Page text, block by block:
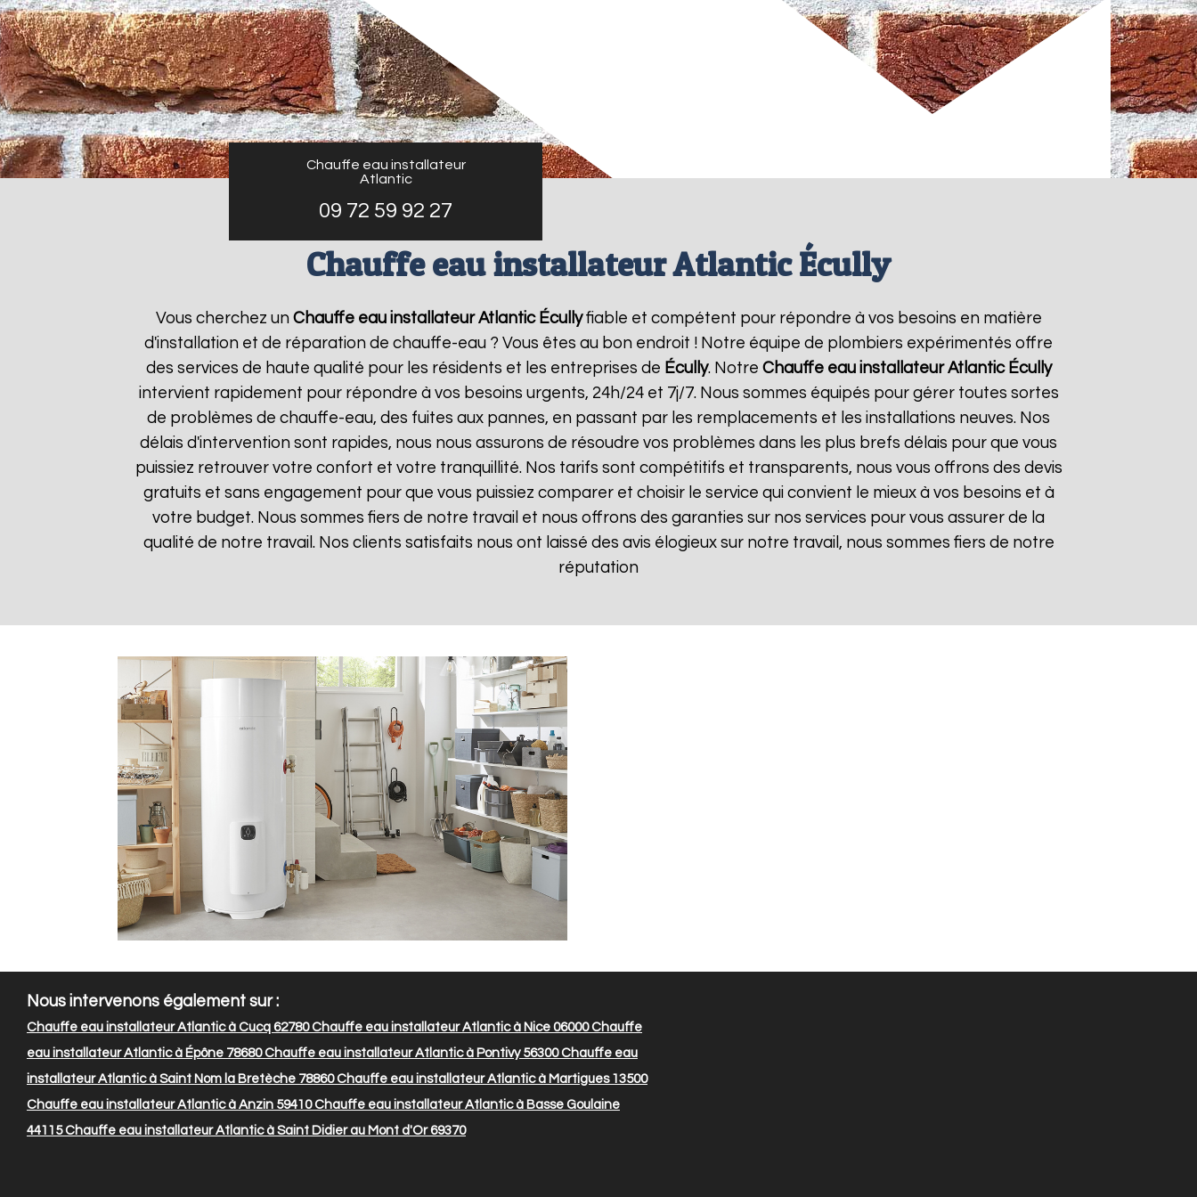
Chauffe eau installateur
Atlantic
09 72 59 92 27
Chauffe eau installateur Atlantic Écully
Vous cherchez un Chauffe eau installateur Atlantic Écullyfiable et compétent pour répondre à vos besoins en matière
d'installation et de réparation de chauffe-eau ? Vous êtes au bon endroit ! Notre équipe de plombiers expérimentés offre
des services de haute qualité pour les résidents et les entreprises de Écully. Notre Chauffe eau installateur Atlantic Écully
intervient rapidement pour répondre à vos besoins urgents, 24h/24 et 7j/7. Nous sommes équipés pour gérer toutes sortes
de problèmes de chauffe-eau, des fuites aux pannes, en passant par les remplacements et les installations neuves. Nos
délais d'intervention sont rapides, nous nous assurons de résoudre vos problèmes dans les plus brefs délais pour que vous
puissiez retrouver votre confort et votre tranquillité. Nos tarifs sont compétitifs et transparents, nous vous offrons des devis
gratuits et sans engagement pour que vous puissiez comparer et choisir le service qui convient le mieux à vos besoins et à
votre budget. Nous sommes fiers de notre travail et nous offrons des garanties sur nos services pour vous assurer de la
qualité de notre travail. Nos clients satisfaits nous ont laissé des avis élogieux sur notre travail, nous sommes fiers de notre
réputation
Nous intervenons également sur :
Chauffe eau installateur Atlantic à Cucq 62780Chauffe eau installateur Atlantic à Nice 06000Chauffe
eau installateur Atlantic à Épône 78680Chauffe eau installateur Atlantic à Pontivy 56300Chauffe eau
installateur Atlantic à Saint Nom la Bretèche 78860Chauffe eau installateur Atlantic à Martigues 13500
Chauffe eau installateur Atlantic à Anzin 59410Chauffe eau installateur Atlantic à Basse Goulaine
44115Chauffe eau installateur Atlantic à Saint Didier au Mont d'Or 69370